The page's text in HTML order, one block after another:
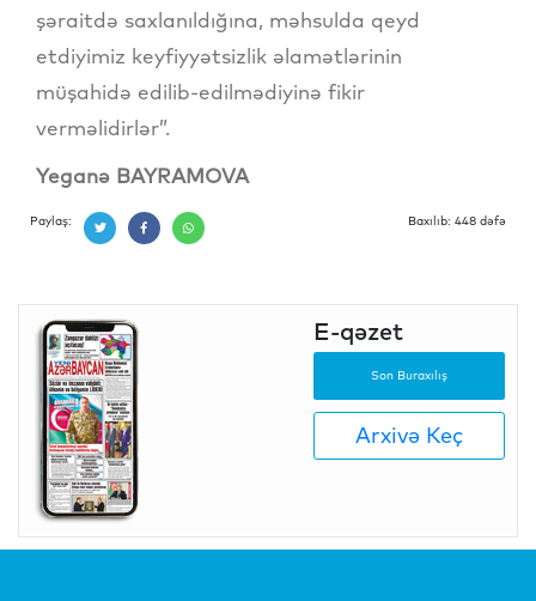
şəraitdə saxlanıldığına, məhsulda qeyd
etdiyimiz keyfiyyətsizlik əlamətlərinin
müşahidə edilib-edilmədiyinə fikir
verməlidirlər”.
Yeganə BAYRAMOVA
Paylaş: Baxılıb: 448 dəfə
E-qəzet
Son Buraxılış
Arxivə Keç